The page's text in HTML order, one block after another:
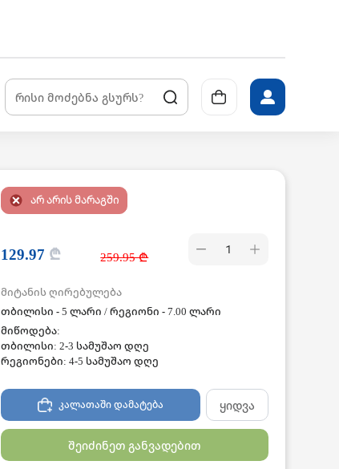
არ არის მარაგში
129.97 ₾ 259.95 ₾ 1
მიტანის ღირებულება
თბილისი - 5 ლარი / რეგიონი - 7.00 ლარი
მიწოდება:
თბილისი: 2-3 სამუშაო დღე
რეგიონები: 4-5 სამუშაო დღე
კალათაში დამატება ყიდვა
შეიძინეთ განვადებით